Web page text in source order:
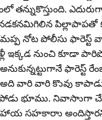
తన్నుకొస్తుంది.
సిరమప్ప నోట పోలీసు
ఇక్కడ నుంచి కూడా
ఫారెస్ట్‌
వారి వారి కొువు
పోడు భూము. నివాసాుగా
సహకారాు